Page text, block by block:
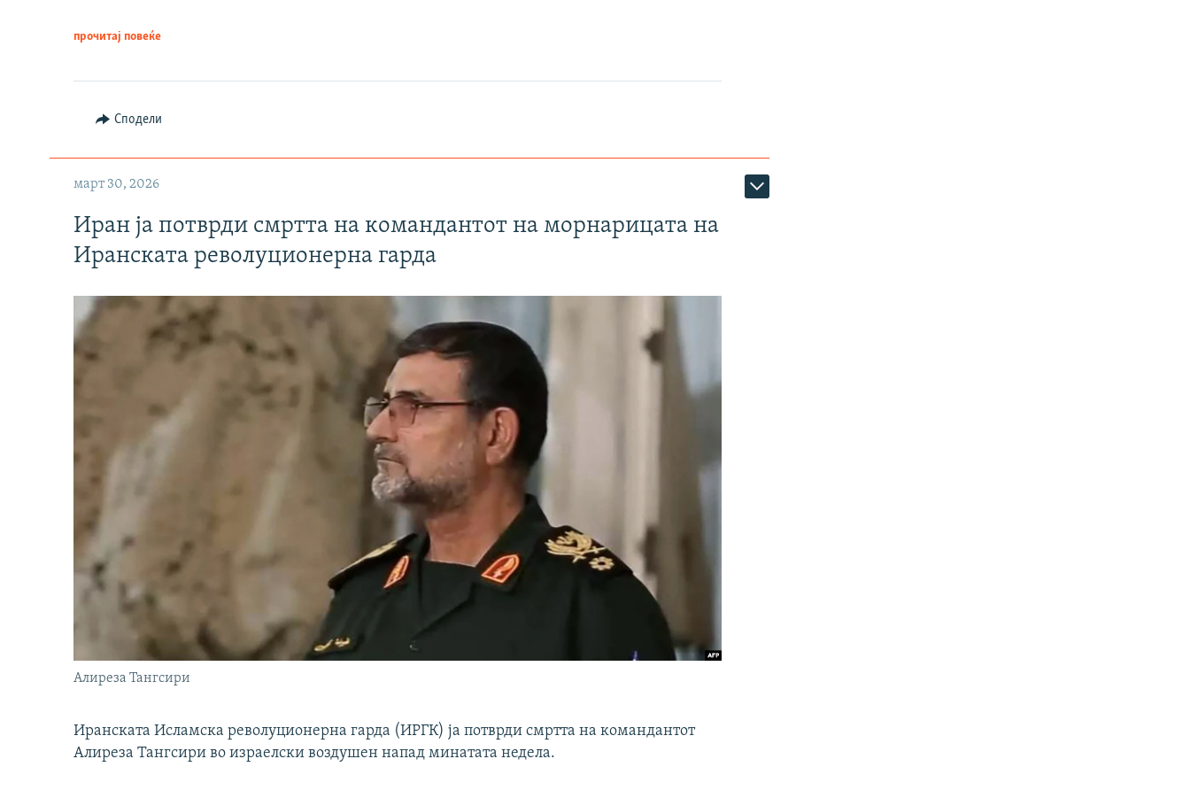
прочитај повеќе
Сподели
март 30, 2026
Иран ја потврди смртта на командантот на морнарицата на
Иранската револуционерна гарда
Алиреза Тангсири
Иранската Исламска револуционерна гарда (ИРГК) ја потврди смртта на командантот
Алиреза Тангсири во израелски воздушен напад минатата недела.